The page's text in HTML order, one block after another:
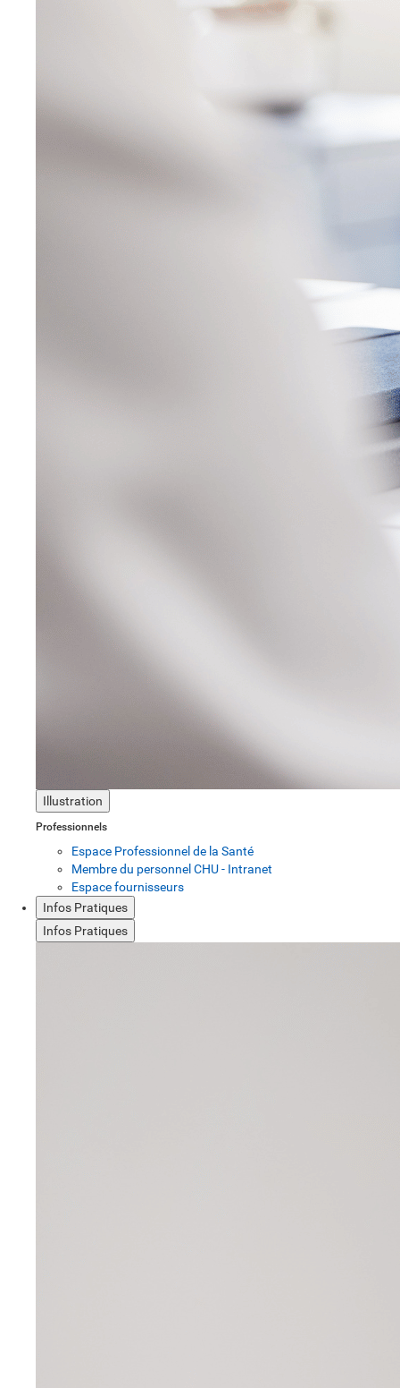
Illustration
Professionnels
Espace Professionnel de la Santé
Membre du personnel CHU - Intranet
Espace fournisseurs
Infos Pratiques
Infos Pratiques